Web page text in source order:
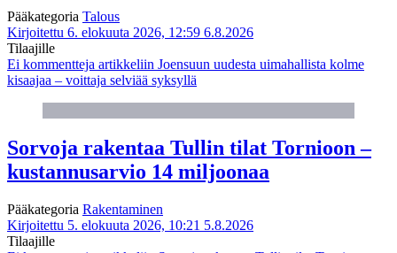
Pääkategoria Talous
Kirjoitettu 6. elokuuta 2026, 12:59 6.8.2026
Tilaajille
Ei kommentteja artikkeliin Joensuun uudesta uimahallista kolme
kisaajaa – voittaja selviää syksyllä
Sorvoja rakentaa Tullin tilat Tornioon –
kustannusarvio 14 miljoonaa
Pääkategoria Rakentaminen
Kirjoitettu 5. elokuuta 2026, 10:21 5.8.2026
Tilaajille